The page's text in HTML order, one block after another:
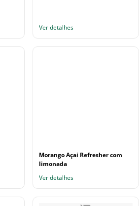
Ver detalhes
Morango Açai Refresher com
limonada
Ver detalhes